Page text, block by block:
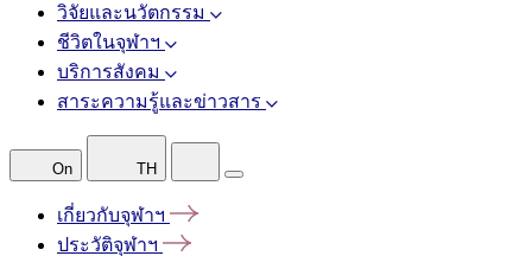
วิจัยและนวัตกรรม
ชีวิตในจุฬาฯ
บริการสังคม
สาระความรู้และข่าวสาร
On TH
เกี่ยวกับจุฬาฯ
ประวัติจุฬาฯ